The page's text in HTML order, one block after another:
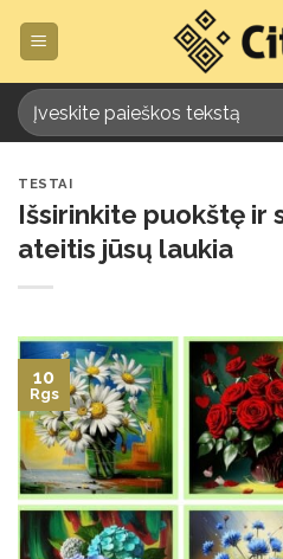
TESTAI
Išsirinkite puokštę ir
ateitis jūsų laukia
10
Rgs